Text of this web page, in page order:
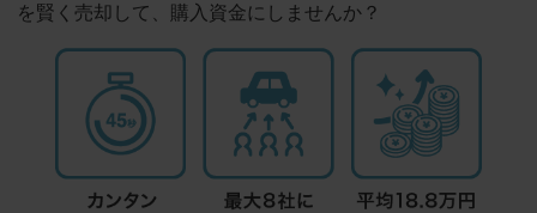
を賢く売却して、購入資金にしませんか？